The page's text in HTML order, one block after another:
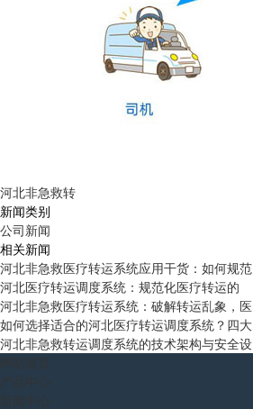
河北非急救转
新闻类别
公司新闻
相关新闻
河北非急救医疗转运系统应用干货：如何规范
河北医疗转运调度系统：规范化医疗转运的
河北非急救医疗转运系统：破解转运乱象，医
如何选择适合的河北医疗转运调度系统？四大
河北非急救转运调度系统的技术架构与安全设